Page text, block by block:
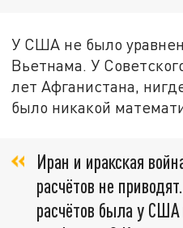
У США не было
Вьетнама. У
лет Афганистана,
было никакой
Иран и иракская
расчётов не
расчётов была у